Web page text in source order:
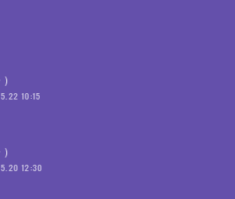
)
10:15
)
12:30